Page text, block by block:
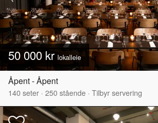
50 000 kr lokalleie
Åpent - Åpent
140seter · 250stående · Tilbyr servering